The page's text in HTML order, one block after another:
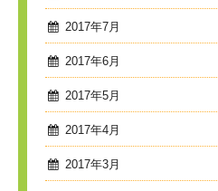
2017年7月
2017年6月
2017年5月
2017年4月
2017年3月